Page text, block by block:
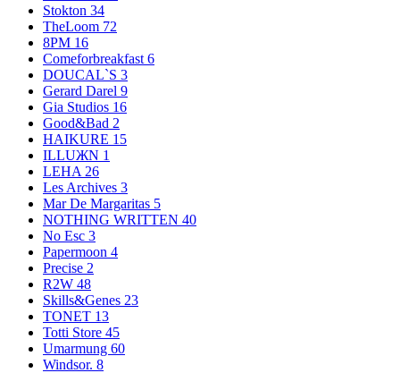
Stokton 34
TheLoom 72
8PM 16
Comeforbreakfast 6
DOUCAL`S 3
Gerard Darel 9
Gia Studios 16
Good&Bad 2
HAIKURE 15
ILLUЖN 1
LEHA 26
Les Archives 3
Mar De Margaritas 5
NOTHING WRITTEN 40
No Esc 3
Papermoon 4
Precise 2
R2W 48
Skills&Genes 23
TONET 13
Totti Store 45
Umarmung 60
Windsor. 8